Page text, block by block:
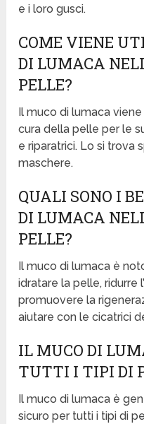
e i loro gusci.
COME VIENE
DI LUMACA
PELLE?
Il muco di lumaca
cura della pelle per le
e riparatrici. Lo si trova
maschere.
QUALI SONO I
DI LUMACA
PELLE?
Il muco di lumaca è
idratare la pelle, ridurre
promuovere la
aiutare con le cicatrici
IL MUCO DI
TUTTI I TIPI DI
Il muco di lumaca è
sicuro per tutti i tipi di